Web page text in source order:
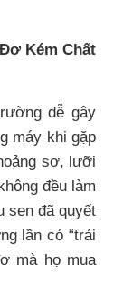
Kém Chất
dễ gây
máy khi gặp
sợ, lưỡi
đều làm
sen đã quyết
lần có “trải
mà họ mua